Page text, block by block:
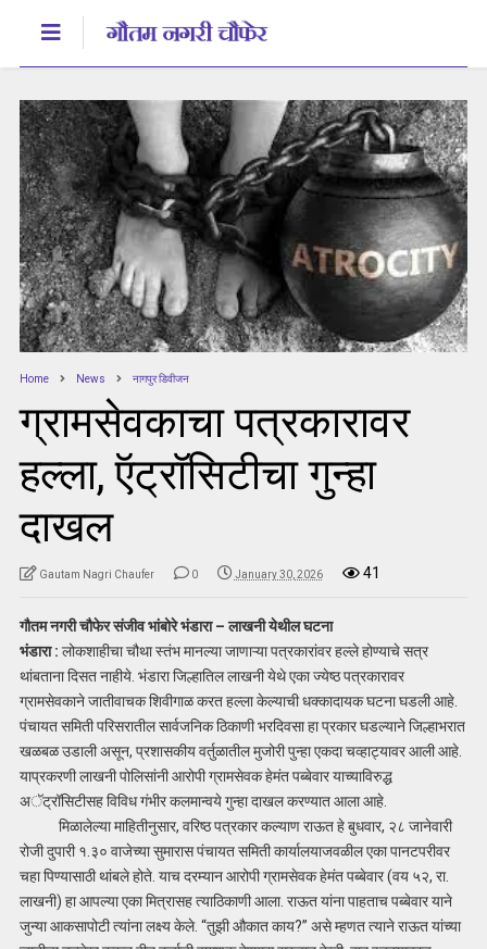
Home News नागपुर डिवीजन
ग्रामसेवकाचा पत्रकारावर
हल्ला, ऍट्रॉसिटीचा गुन्हा
दाखल
Gautam Nagri Chaufer 0 January 30, 2026 41
गौतम नगरी चौफेर संजीव भांबोरे भंडारा – लाखनी येथील घटना
भंडारा : लोकशाहीचा चौथा स्तंभ मानल्या जाणाऱ्या पत्रकारांवर हल्ले होण्याचे सत्र
थांबताना दिसत नाहीये. भंडारा जिल्हातिल लाखनी येथे एका ज्येष्ठ पत्रकारावर
ग्रामसेवकाने जातीवाचक शिवीगाळ करत हल्ला केल्याची धक्कादायक घटना घडली आहे.
पंचायत समिती परिसरातील सार्वजनिक ठिकाणी भरदिवसा हा प्रकार घडल्याने जिल्हाभरात
खळबळ उडाली असून, प्रशासकीय वर्तुळातील मुजोरी पुन्हा एकदा चव्हाट्यावर आली आहे.
याप्रकरणी लाखनी पोलिसांनी आरोपी ग्रामसेवक हेमंत पब्बेवार याच्याविरुद्ध
अॅट्रॉसिटीसह विविध गंभीर कलमान्वये गुन्हा दाखल करण्यात आला आहे.
मिळालेल्या माहितीनुसार, वरिष्ठ पत्रकार कल्याण राऊत हे बुधवार, २८ जानेवारी
रोजी दुपारी १.३० वाजेच्या सुमारास पंचायत समिती कार्यालयाजवळील एका पानटपरीवर
चहा पिण्यासाठी थांबले होते. याच दरम्यान आरोपी ग्रामसेवक हेमंत पब्बेवार (वय ५२, रा.
लाखनी) हा आपल्या एका मित्रासह त्याठिकाणी आला. राऊत यांना पाहताच पब्बेवार याने
जुन्या आकसापोटी त्यांना लक्ष्य केले. “तुझी औकात काय?” असे म्हणत त्याने राऊत यांच्या